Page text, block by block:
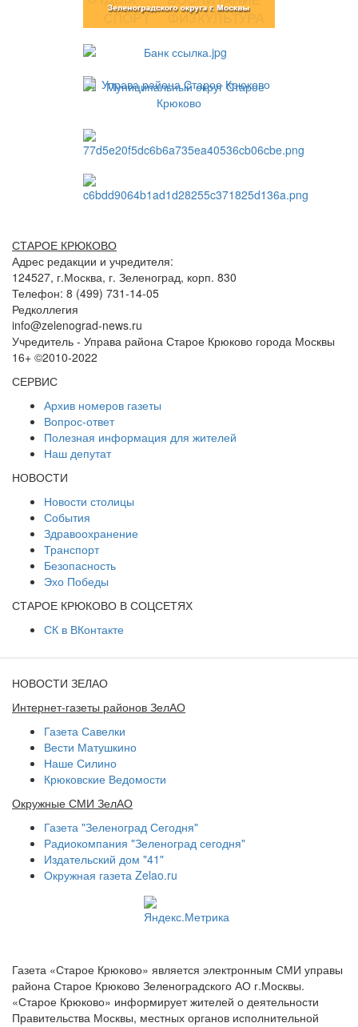
СТАРОЕ КРЮКОВО
Адрес редакции и учредителя:
124527, г.Москва, г. Зеленоград, корп. 830
Телефон: 8 (499) 731-14-05
Редколлегия
info@zelenograd-news.ru
Учредитель - Управа района Старое Крюково города Москвы
16+ ©2010-2022
СЕРВИС
Архив номеров газеты
Вопрос-ответ
Полезная информация для жителей
Наш депутат
НОВОСТИ
Новости столицы
События
Здравоохранение
Транспорт
Безопасность
Эхо Победы
СТАРОЕ КРЮКОВО В СОЦСЕТЯХ
СК в ВКонтакте
НОВОСТИ ЗЕЛАО
Интернет-газеты районов ЗелАО
Газета Савелки
Вести Матушкино
Наше Силино
Крюковские Ведомости
Окружные СМИ ЗелАО
Газета "Зеленоград Сегодня"
Радиокомпания "Зеленоград сегодня"
Издательский дом "41"
Окружная газета Zelao.ru
Газета «Старое Крюково» является электронным СМИ управы
района Старое Крюково Зеленоградского АО г.Москвы.
«Старое Крюково» информирует жителей о деятельности
Правительства Москвы, местных органов исполнительной